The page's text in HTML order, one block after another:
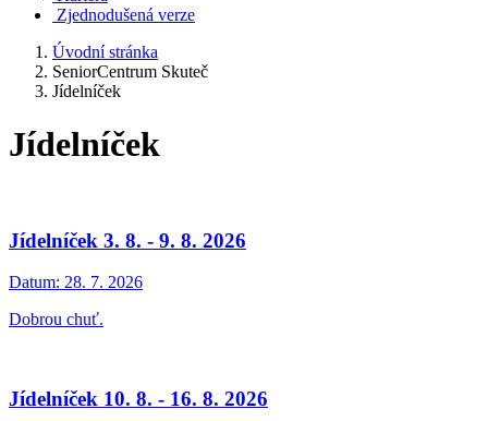
Zjednodušená verze
Úvodní stránka
SeniorCentrum Skuteč
Jídelníček
Jídelníček
Jídelníček 3. 8. - 9. 8. 2026
Datum: 28. 7. 2026
Dobrou chuť.
Jídelníček 10. 8. - 16. 8. 2026